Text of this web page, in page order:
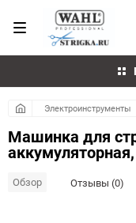
Электроинструменты
Машинка для
Обзор Отзывы (0)